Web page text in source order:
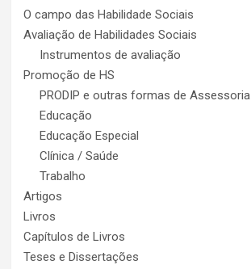
O campo das Habilidade Sociais
Avaliação de Habilidades Sociais
Instrumentos de avaliação
Promoção de HS
PRODIP e outras formas de Assessoria
Educação
Educação Especial
Clínica / Saúde
Trabalho
Artigos
Livros
Capítulos de Livros
Teses e Dissertações